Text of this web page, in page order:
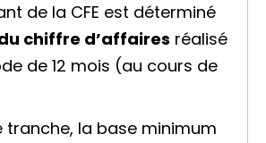
de la CFE est déterminé
chiffre d’affaires réalisé
de 12 mois (au cours de
tranche, la base minimum